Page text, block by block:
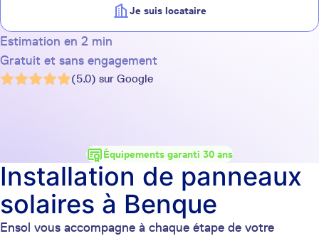
Je suis locataire
Estimation en 2 min
Gratuit et sans engagement
(5.0) sur Google
Équipements garanti 30 ans
Ensol vous accompagne à chaque étape de votre
Installation de panneaux
solaires à Benque